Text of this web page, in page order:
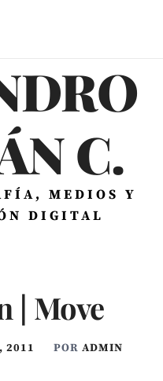
C.
MEDIOS Y
DIGITAL
| Move
2011 POR ADMIN